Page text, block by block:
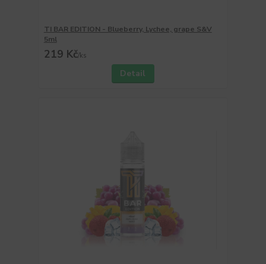
TI BAR EDITION - Blueberry, Lychee, grape S&V
5ml
219 Kč/ks
Detail